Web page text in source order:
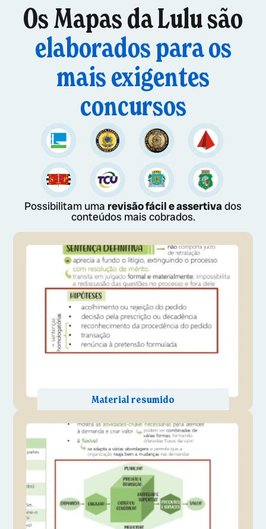
Os Mapas da Lulu são
elaborados para os
mais exigentes
concursos
Possibilitam uma revisão fácil e assertivados
conteúdos mais cobrados.